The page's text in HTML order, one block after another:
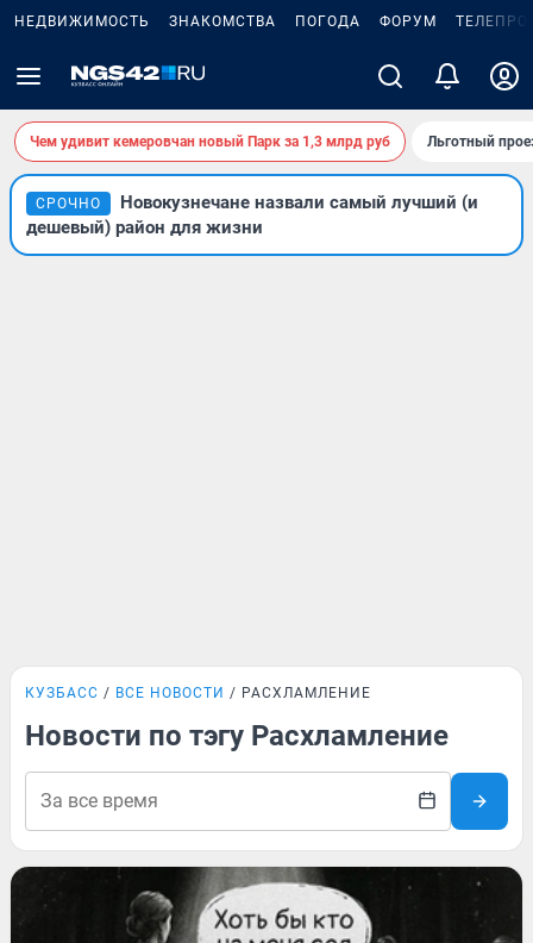
НЕДВИЖИМОСТЬ ЗНАКОМСТВА ПОГОДА ФОРУМ
Чем удивит кемеровчан новый Парк за 1,3 млрд руб Льготный
СРОЧНО
Новокузнечане назвали самый лучший (и
дешевый) район для жизни
КУЗБАСС ВСЕ НОВОСТИ РАСХЛАМЛЕНИЕ
Новости по тэгу Расхламление